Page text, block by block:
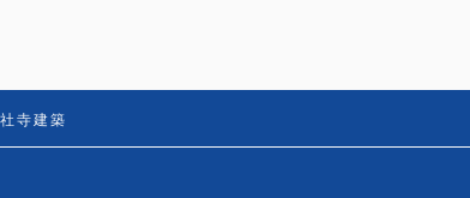
社寺建築